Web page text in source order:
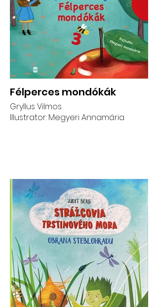
Félperces mondókák
Gryllus Vilmos
Illustrator: Megyeri Annamária